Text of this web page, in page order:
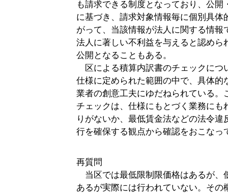
も請求できる制度となっており、公開
に基づき、請求対象情報毎に個別具体
がって、当該情報が法人に関する情報
法人に著しい不利益を与えると認めら
公開となることもある。
区による積算内訳書のチェックにつ
仕様に定められた範囲の中で、具体的
業者の創意工夫にゆだねられている。
チェックは、仕様にもとづく業務にも
りがないか、最低賃金法などの法令違
行を確保する観点から確認をおこなっ
再質問
当区では最低限制限価格はあるが、
あるが実際には行われていない。その